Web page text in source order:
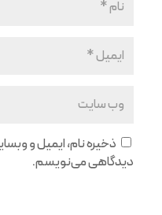
ذخیره نام، ایمیل و
دیدگاهی می‌نویسم.